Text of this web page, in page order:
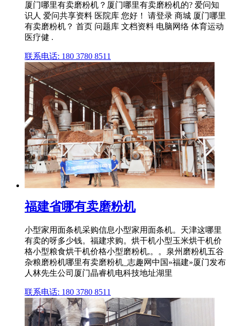
厦门哪里有卖磨粉机？厦门哪里有卖磨粉机的? 爱问知
识人 爱问共享资料 医院库 您好！ 请登录 商城 厦门哪里
有卖磨粉机？ 首页 问题库 文档资料 电脑网络 体育运动
医疗健 .
联系电话: 180 3780 8511
福建省哪有卖磨粉机
小型家用面条机采购信息小型家用面条机。天津这哪里
有卖的呀多少钱。福建求购。烘干机小型玉米烘干机价
格小型粮食烘干机价格小型磨粉机,。。泉州磨粉机五谷
杂粮磨粉机哪里有卖磨粉机_志趣网中国»福建»厦门发布
人林先生公司厦门晶睿机电科技地址湖里
联系电话: 180 3780 8511